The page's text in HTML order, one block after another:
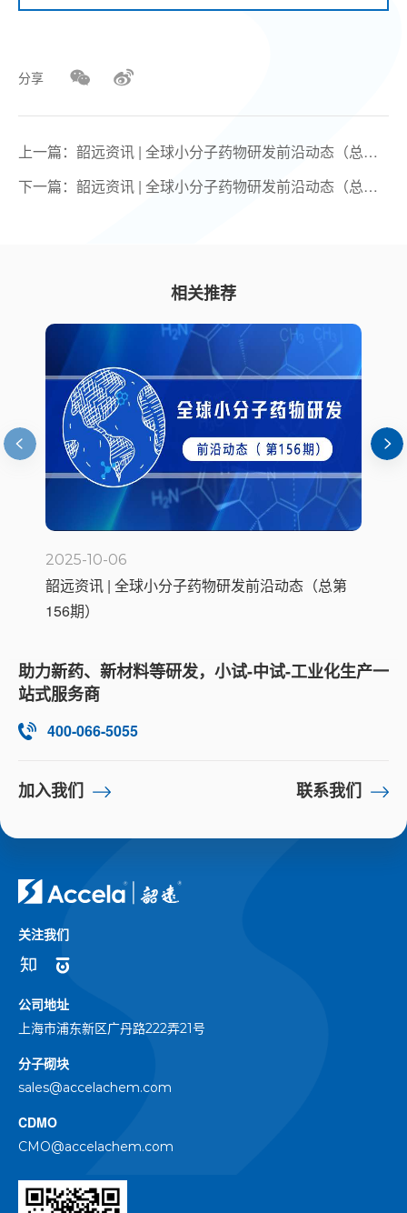
分享
上一篇：韶远资讯 | 全球小分子药物研发前沿动态（总第
158期）
下一篇：韶远资讯 | 全球小分子药物研发前沿动态（总第
相关推荐
2025-09-23
韶远资讯 | 全球小分子药物研发前沿动态（总第
155期）
助力新药、新材料等研发，小试-中试-工业化生产一
站式服务商
400-066-5055
加入我们 联系我们
关注我们
公司地址
上海市浦东新区广丹路222弄21号
分子砌块
sales@accelachem.com
CDMO
CMO@accelachem.com